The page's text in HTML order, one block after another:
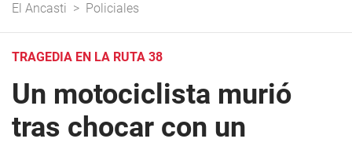
El Ancasti > Policiales
TRAGEDIA EN LA RUTA 38
Un motociclista murió
tras chocar con un